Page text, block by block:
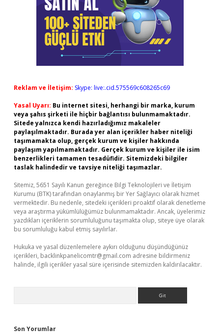
Reklam ve İletişim: Skype: live:.cid.575569c608265c69
Yasal Uyarı: Bu internet sitesi, herhangi bir marka, kurum
veya şahıs şirketi ile hiçbir bağlantısı bulunmamaktadır.
Sitede yalnızca kendi hazırladığımız makaleler
paylaşılmaktadır. Burada yer alan içerikler haber niteliği
taşımamakta olup, gerçek kurum ve kişiler hakkında
paylaşım yapılmamaktadır. Gerçek kurum ve kişiler ile isim
benzerlikleri tamamen tesadüfidir. Sitemizdeki bilgiler
taslak halindedir ve tavsiye niteliği taşımazlar.
Sitemiz, 5651 Sayılı Kanun gereğince Bilgi Teknolojileri ve İletişim
Kurumu (BTK) tarafından onaylanmış bir Yer Sağlayıcı olarak hizmet
vermektedir. Bu nedenle, sitedeki içerikleri proaktif olarak denetleme
veya araştırma yükümlülüğümüz bulunmamaktadır. Ancak, üyelerimiz
yazdıkları içeriklerin sorumluluğunu taşımakta olup, siteye üye olarak
bu sorumluluğu kabul etmiş sayılırlar.
Hukuka ve yasal düzenlemelere aykırı olduğunu düşündüğünüz
içerikleri, backlinkpanelicomtr@gmail.com adresine bildirmeniz
halinde, ilgili içerikler yasal süre içerisinde sitemizden kaldırılacaktır.
Son Yorumlar